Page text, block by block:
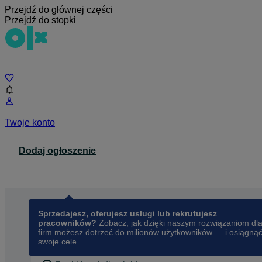
Przejdź do głównej części
Przejdź do stopki
Twoje konto
Dodaj ogłoszenie
Sprzedajesz, oferujesz usługi lub rekrutujesz
pracowników? Zobacz, jak dzięki naszym rozwiązaniom dla
firm możesz dotrzeć do milionów użytkowników — i osiągnąć
swoje cele.